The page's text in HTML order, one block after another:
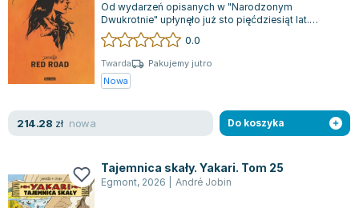
Aleksander Puszkin
Oscar Wilde
Małgorzata Ohme
Maddie Ziegler
Maria Seweryn
Eric Helms
Anna Prus (oprac.)
Od wydarzeń opisanych w "Narodzonym
Dwukrotnie" upłynęło już sto pięćdziesiąt lat.
Indianie zostali przesiedleni do rezerwatów, gd...
0.0
Twarda
Pakujemy jutro
Nowa
214.28 zł nowa Do koszyka
Tajemnica skały. Yakari. Tom 25
Egmont, 2026 André Jobin